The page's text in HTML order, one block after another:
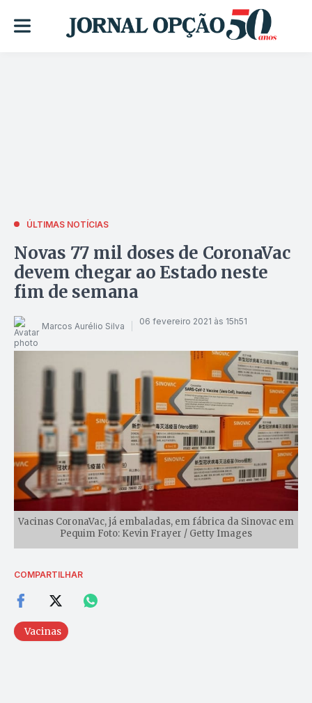
ÚLTIMAS NOTÍCIAS
Novas 77 mil doses de CoronaVac
devem chegar ao Estado neste
fim de semana
Marcos Aurélio Silva 06 fevereiro 2021 às 15h51
Vacinas CoronaVac, já embaladas, em fábrica da Sinovac em
Pequim Foto: Kevin Frayer / Getty Images
COMPARTILHAR
Vacinas